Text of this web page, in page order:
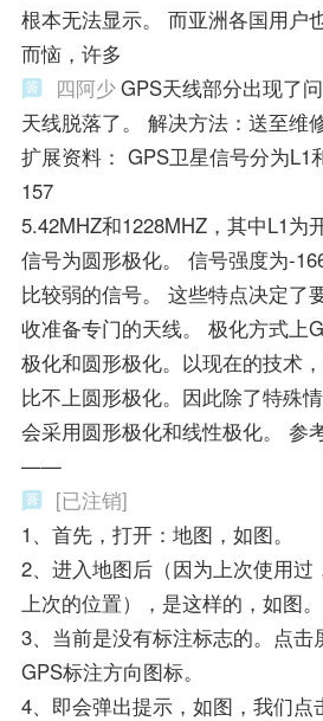
根本无法显示。 而亚洲各国用户
而恼，许多
四阿少GPS天线部分出现了
天线脱落了。 解决方法：送至维
扩展资料： GPS卫星信号分为L1
157
5.42MHZ和1228MHZ，其中L1为
信号为圆形极化。 信号强度为-
比较弱的信号。 这些特点决定了
收准备专门的天线。 极化方式上
极化和圆形极化。以现在的技术
比不上圆形极化。因此除了特殊
会采用圆形极化和线性极化。 参
——
[已注销]
1、首先，打开：地图，如图。
2、进入地图后（因为上次使用过
上次的位置），是这样的，如图。
3、当前是没有标注标志的。点击
GPS标注方向图标。
4、即会弹出提示，如图，我们点